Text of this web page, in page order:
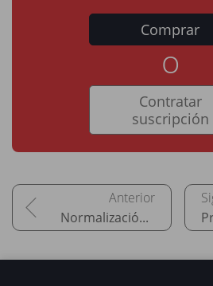
Comprar
o
Contratar
suscripción
Normalización de datos